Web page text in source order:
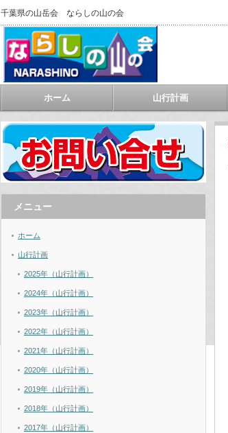
千葉県の山岳会 ならしの山の会
ホーム 山行計画
メニュー
ホーム
山行計画
2025年（山行計画）
2024年（山行計画）
2023年（山行計画）
2022年（山行計画）
2021年（山行計画）
2020年（山行計画）
2019年（山行計画）
2018年（山行計画）
2017年（山行計画）